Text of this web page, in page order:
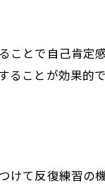
ことで自己肯定
ることが効果的
けて反復練習の